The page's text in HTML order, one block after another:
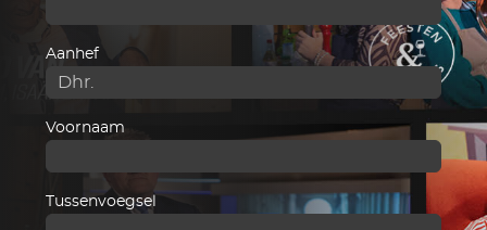
Aanhef
Voornaam
Tussenvoegsel